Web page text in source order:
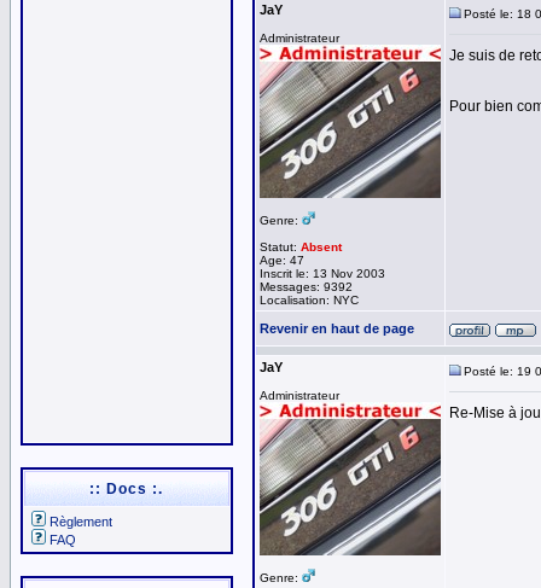
:: Docs :.
Règlement
FAQ
JaY
Administrateur
Genre:
Statut: Absent
Age: 47
Inscrit le: 13 Nov 2003
Messages: 9392
Localisation: NYC
Posté le: 18
Je suis de
Pour bien
Revenir en haut de page
JaY
Administrateur
Genre:
Posté le: 19
Re-Mise à